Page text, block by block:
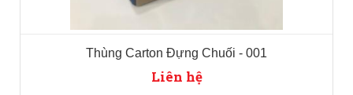
Thùng Carton Đựng Chuối - 001
Liên hệ